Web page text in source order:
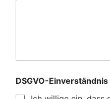
DSGVO-Einverständnis